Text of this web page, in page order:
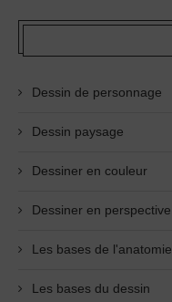
Dessin de personnage
Dessin paysage
Dessiner en couleur
Dessiner en perspective
Les bases de l'anatomie
Les bases du dessin